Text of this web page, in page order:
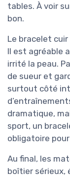
tables. À voir
bon.
Le bracelet cuir
Il est agréable
irrité la peau.
de sueur et
surtout côté
dramatique,
sport, un
obligatoire
Au final, les
boîtier sérieux,